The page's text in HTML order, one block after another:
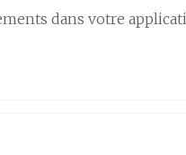
dans votre